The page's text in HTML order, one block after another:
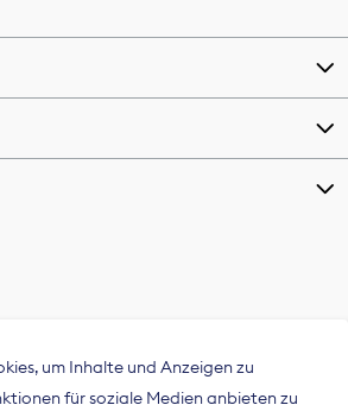
um Inhalte und Anzeigen zu
für soziale Medien anbieten zu